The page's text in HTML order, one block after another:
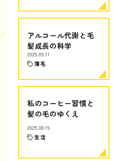
アルコール代謝と毛
髪成長の科学
2025.09.11
薄毛
私のコーヒー習慣と
髪の毛のゆくえ
2025.08.19
生活